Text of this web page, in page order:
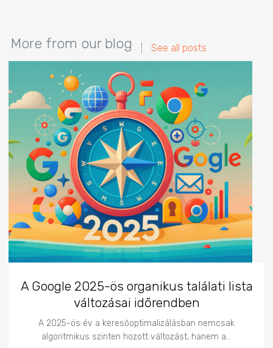
More from our blog See all posts
A Google 2025-ös organikus találati lista
változásai időrendben
A 2025-ös év a keresőoptimalizálásban nemcsak
algoritmikus szinten hozott változást, hanem a…